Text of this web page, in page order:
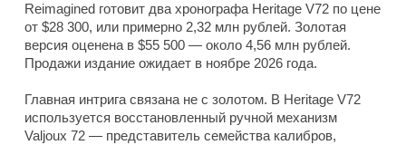
Reimagined готовит два хронографа Heritage V72 по цене
от $28 300, или примерно 2,32 млн рублей. Золотая
версия оценена в $55 500 — около 4,56 млн рублей.
Продажи издание ожидает в ноябре 2026 года.
Главная интрига связана не с золотом. В Heritage V72
используется восстановленный ручной механизм
Valjoux 72 — представитель семейства калибров,